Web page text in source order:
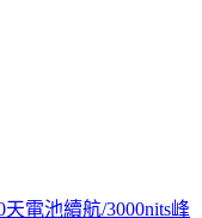
電池續航/3000nits峰